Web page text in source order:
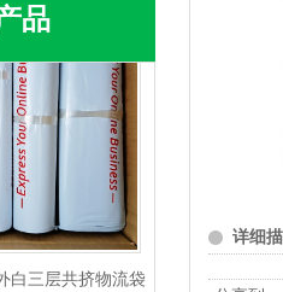
品
白三层共挤物流袋 详细